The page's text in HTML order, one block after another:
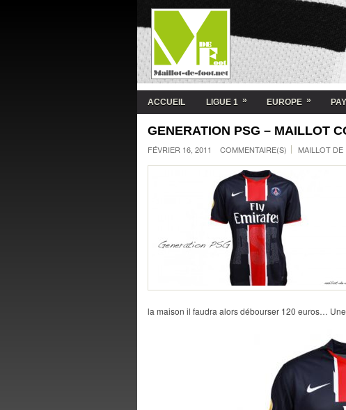
ACCUEIL LIGUE 1 » EUROPE »
GENERATION PSG – MAILLOT
FÉVRIER 16, 2011 COMMENTAIRE(S) MAILLOT
la maison il faudra alors débourser 120 euros…